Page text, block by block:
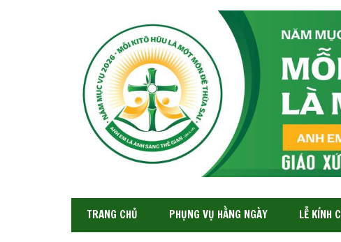
XỨ
THIÊN
ÂN-
SAIGON
TRANG CHỦ PHỤNG VỤ HẰNG NGÀY LỄ KÍNH